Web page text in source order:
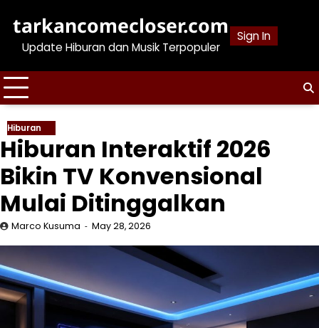
content
tarkancomecloser.com
Update Hiburan dan Musik Terpopuler
Sign In
Hiburan
Hiburan Interaktif 2026
Bikin TV Konvensional
Mulai Ditinggalkan
Marco Kusuma May 28, 2026